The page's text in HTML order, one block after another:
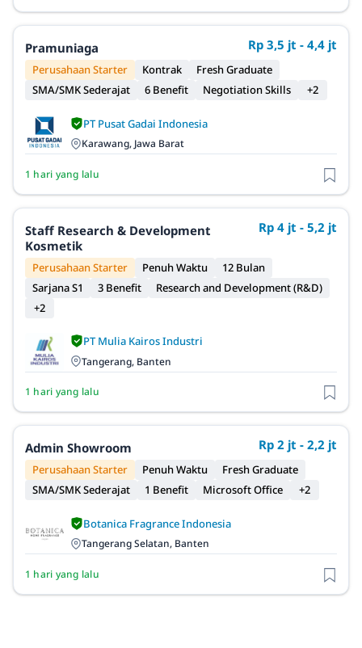
Pramuniaga Rp 3,5 jt - 4,4 jt
Perusahaan Starter Kontrak
Fresh Graduate
SMA/SMK Sederajat
6 Benefit Negotiation Skills +2
PT Pusat Gadai Indonesia
Karawang, Jawa Barat
1 hari yang lalu
Staff Research & Development
Kosmetik
Rp 4 jt - 5,2 jt
Perusahaan Starter Penuh Waktu
12 Bulan
Sarjana S1
3 Benefit
Research and Development (R&D)
+2
PT Mulia Kairos Industri
Tangerang, Banten
1 hari yang lalu
Admin Showroom Rp 2 jt - 2,2 jt
Perusahaan Starter Penuh Waktu
Fresh Graduate
SMA/SMK Sederajat
1 Benefit Microsoft Office +2
Botanica Fragrance Indonesia
Tangerang Selatan, Banten
1 hari yang lalu